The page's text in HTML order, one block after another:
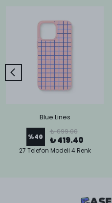
Blue Lines
%40
₺ 699.00
₺ 419.40
27 Telefon Modeli 4 Renk